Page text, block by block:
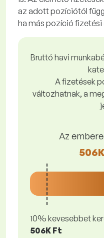
az adott pozíciótól
ha más pozíció fizetési
Bruttó havi
A fizetések
változhatnak, a
Az
10% kevesebbet
506K Ft